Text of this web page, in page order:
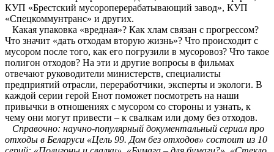
КУП «Брестский мусороперерабатывающий завод», КУП
«Спецкоммунтранс» и других.
Какая упаковка «вредная»? Как хлам связан с прогрессом?
Что значит «дать отходам вторую жизнь»? Что происходит с
мусором после того, как его погрузили в мусоровоз? Что такое
полигон отходов? На эти и другие вопросы в фильмах
отвечают руководители министерств, специалисты
предприятий отрасли, переработчики, эксперты и экологи. В
каждой серии герой Енот поможет посмотреть на наши
привычки в отношениях с мусором со стороны и узнать, к
чему они могут привести – к свалкам или дому без отходов.
Справочно: научно-популярный документальный сериал про
отходы в Беларуси «Цель 99. Дом без отходов» состоит из 10